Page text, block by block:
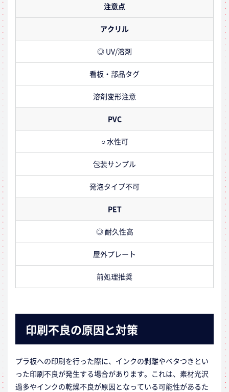
注意点
アクリル
◎ UV/溶剤
看板・部品タグ
溶剤変形注意
PVC
○ 水性可
包装サンプル
発泡タイプ不可
PET
◎ 耐久性高
屋外プレート
前処理推奨
印刷不良の原因と対策
プラ板への印刷を行った際に、インクの剥離やベタつきとい
った印刷不良が発生する場合があります。これは、素材光沢
過多やインクの乾燥不良が原因となっている可能性があるた